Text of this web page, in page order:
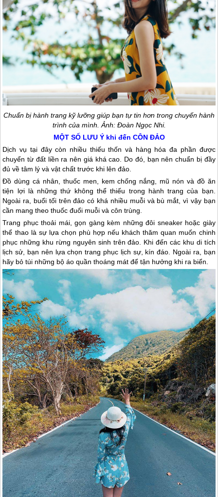
Chuẩn bị hành trang kỹ lưỡng giúp bạn tự tin hơn trong chuyến hành
trình của mình. Ảnh: Đoàn Ngọc Nhi.
MỘT SỐ LƯU Ý khi đến CÔN ĐẢO
Dịch vụ tại đây còn nhiều thiếu thốn và hàng hóa đa phần được
chuyển từ đất liền ra nên giá khá cao. Do đó, bạn nên chuẩn bị đầy
đủ về tâm lý và vật chất trước khi lên đảo.
Đồ dùng cá nhân, thuốc men, kem chống nắng, mũ nón và đồ ăn
tiện lợi là những thứ không thể thiếu trong hành trang của bạn.
Ngoài ra, buổi tối trên đảo có khá nhiều muỗi và bù mắt, vì vậy bạn
cần mang theo thuốc đuổi muỗi và côn trùng.
Trang phục thoải mái, gọn gàng kèm những đôi sneaker hoặc giày
thể thao là sự lựa chọn phù hợp nếu khách thăm quan muốn chinh
phục những khu rừng nguyên sinh trên đảo. Khi đến các khu di tích
lịch sử, bạn nên lựa chọn trang phục lịch sự, kín đáo. Ngoài ra, bạn
hãy bỏ túi những bộ áo quần thoáng mát để tận hưởng khi ra biển.